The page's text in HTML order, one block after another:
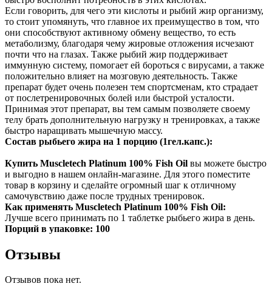
Если говорить, для чего эти кислоты и рыбий жир организму,
то стоит упомянуть, что главное их преимущество в том, что
они способствуют активному обмену вещество, то есть
метаболизму, благодаря чему жировые отложения исчезают
почти что на глазах. Также рыбий жир поддерживает
иммунную систему, помогает ей бороться с вирусами, а также
положительно влияет на мозговую деятельность. Также
препарат будет очень полезен тем спортсменам, кто страдает
от послетренировочных болей или быстрой усталости.
Принимая этот препарат, вы тем самым позволяете своему
телу брать дополнительную нагрузку н тренировках, а также
быстро наращивать мышечную массу.
Состав рыбьего жира на 1 порцию (1гел.капс.):
Купить Muscletech Platinum 100% Fish Oil вы можете быстро
и выгодно в нашем онлайн-магазине. Для этого поместите
товар в корзину и сделайте огромный шаг к отличному
самочувствию даже после трудных тренировок.
Как применять Muscletech Platinum 100% Fish Oil:
Лучше всего принимать по 1 таблетке рыбьего жира в день.
Порций в упаковке: 100
Отзывы
Отзывов пока нет.